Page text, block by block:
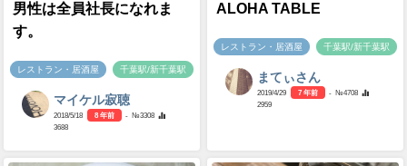
男性は全員社長になれま
す。
レストラン・居酒屋 千葉駅/新千葉駅
マイケル寂聴
2018/5/18 8 年前
- №3308
3688
ALOHA TABLE
レストラン・居酒屋 千葉駅/新千葉駅
まてぃさん
2019/4/29 7 年前
- №4708
2959